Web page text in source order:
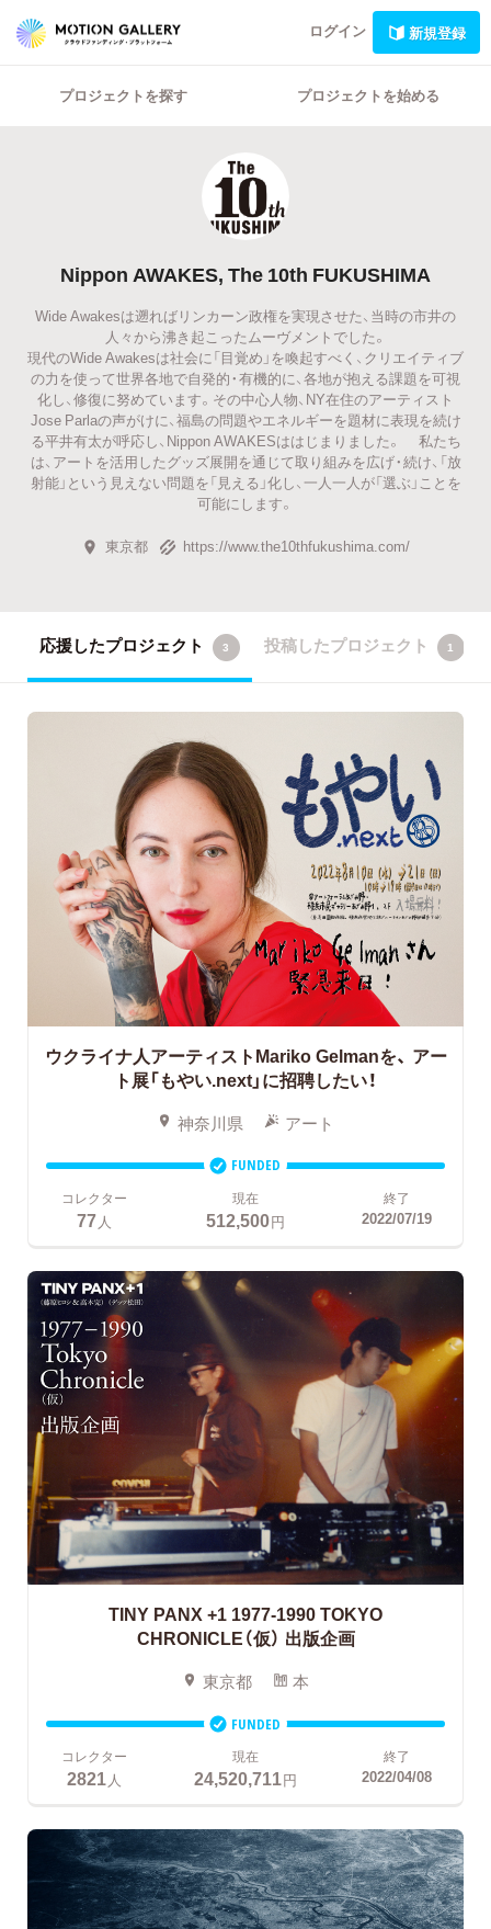
ログイン 新規登録
プロジェクトを探す プロジェクトを始める
Nippon AWAKES, The 10th FUKUSHIMA
Wide Awakesは遡ればリンカーン政権を実現させた、当時の市井の
人々から沸き起こったムーヴメントでした。
現代のWide Awakesは社会に「目覚め」を喚起すべく、クリエイティブ
の力を使って世界各地で自発的・有機的に、各地が抱える課題を可視
化し、修復に努めています。その中心人物、NY在住のアーティスト
Jose Parlaの声がけに、福島の問題やエネルギーを題材に表現を続け
る平井有太が呼応し、Nippon AWAKESははじまりました。 私たち
は、アートを活用したグッズ展開を通じて取り組みを広げ・続け、「放
射能」という見えない問題を「見える」化し、一人一人が「選ぶ」ことを
可能にします。
東京都 https://www.the10thfukushima.com/
応援したプロジェクト 3 投稿したプロジェクト 1
ウクライナ人アーティストMariko Gelmanを、 アー
ト展「もやい.next」に招聘したい！
神奈川県 アート
FUNDED
コレクター
77 人
現在
512,500円
終了
2022/07/19
TINY PANX +1 1977-1990 TOKYO
CHRONICLE（仮） 出版企画
東京都 本
FUNDED
コレクター
2821人
現在
24,520,711円
終了
2022/04/08